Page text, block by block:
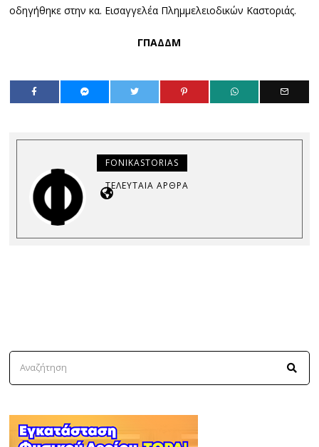
οδηγήθηκε στην κα. Εισαγγελέα Πλημμελειοδικών Καστοριάς.
ΓΠΑΔΔΜ
FONIKASTORIAS
ΤΕΛΕΥΤΑΊΑ ΆΡΘΡΑ